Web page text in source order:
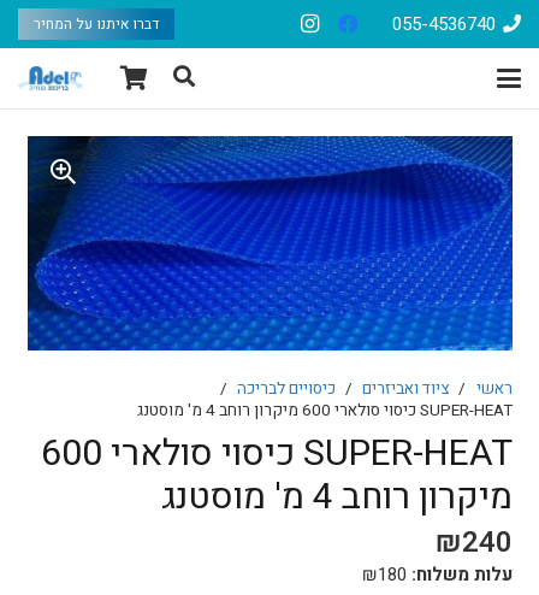
055-4536740 דברו איתנו על המחיר
ראשי / ציוד ואביזרים / כיסויים לבריכה /
SUPER-HEAT כיסוי סולארי 600 מיקרון רוחב 4 מ' מוסטנג
SUPER-HEAT כיסוי סולארי 600
מיקרון רוחב 4 מ' מוסטנג
₪240
עלות משלוח: ₪180